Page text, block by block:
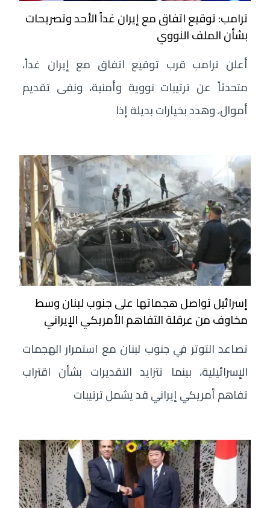
ترامب: توقيع اتفاق مع إيران غداً الأحد وتصريحات
بشأن الملف النووي
أعلن ترامب قرب توقيع اتفاق مع إيران غداً،
متحدثاً عن ترتيبات نووية وأمنية، ونفى تقديم
أموال، وهدد بخيارات بديلة إذا
إسرائيل تواصل هجماتها على جنوب لبنان وسط
مخاوف من عرقلة التفاهم الأمريكي الإيراني
تصاعد التوتر في جنوب لبنان مع استمرار الهجمات
الإسرائيلية، بينما تتزايد التقديرات بشأن اقتراب
تفاهم أمريكي إيراني قد يشمل ترتيبات